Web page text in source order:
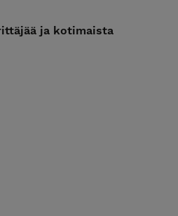
ja kotimaista